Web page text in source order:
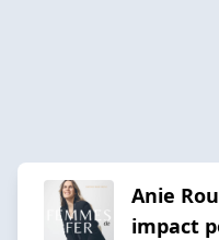
Anie
impact